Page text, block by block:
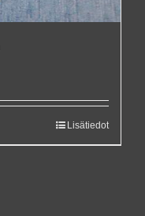
Lisätiedot